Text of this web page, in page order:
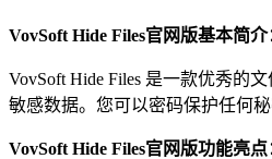
VovSoft Hide Files官网版基本简介
VovSoft Hide Files 是一款优秀的
敏感数据。您可以密码保护任何
VovSoft Hide Files官网版功能亮点